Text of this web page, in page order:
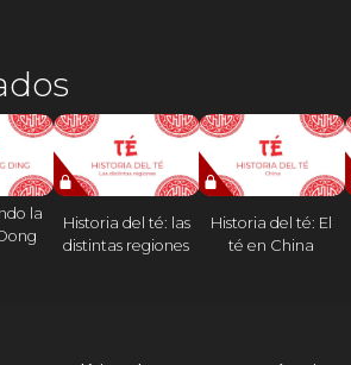
la
Historia del té: las
distintas regiones
Historia del té: El
té en China